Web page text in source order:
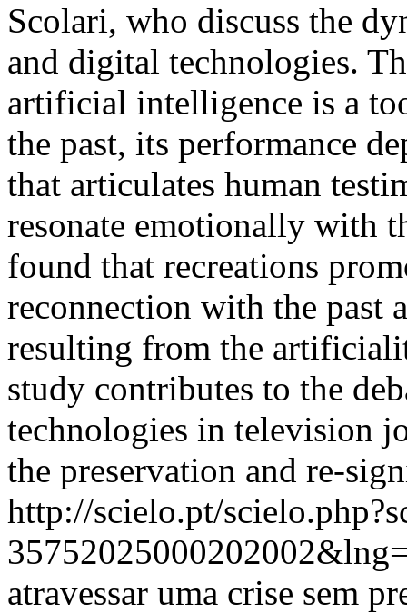
Scolari, who discuss the
and digital technologies.
artificial intelligence is a
the past, its performance
that articulates human
resonate emotionally with
found that recreations
reconnection with the past
resulting from the
study contributes to the
technologies in television
the preservation and re-
http://scielo.pt/
atravessar uma crise sem